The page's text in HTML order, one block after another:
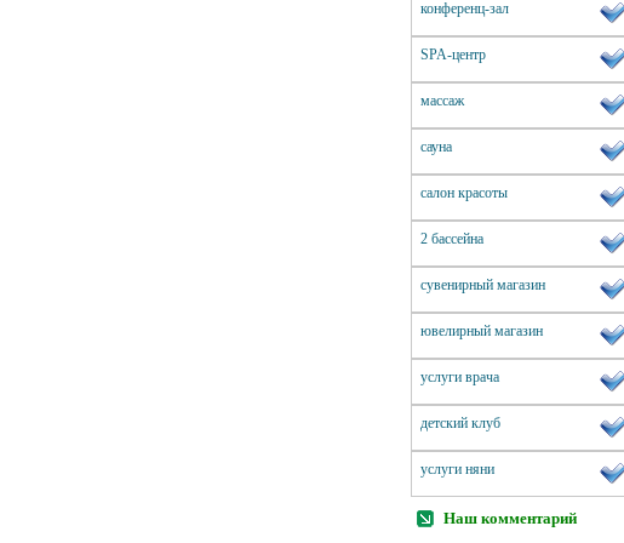
конференц-зал
SPA-центр
массаж
сауна
салон красоты
2 бассейна
сувенирный магазин
ювелирный магазин
услуги врача
детский клуб
услуги няни
Наш комментарий